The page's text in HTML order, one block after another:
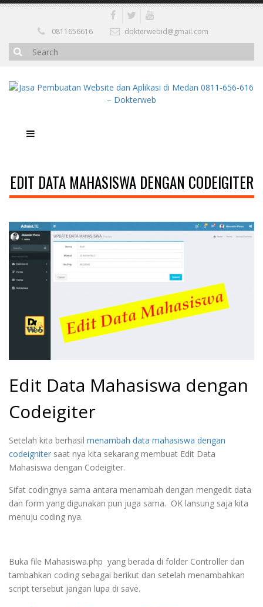
0811656616 dokterwebid@gmail.com
EDIT DATA MAHASISWA DENGAN CODEIGITER
Edit Data Mahasiswa dengan
Codeigiter
Setelah kita berhasil menambah data mahasiswa dengan
codeigniter saat nya kita sekarang membuat Edit Data
Mahasiswa dengan Codeigiter.
Sifat codingnya sama antara menambah dengan mengedit data
dan form yang digunakan pun juga sama. OK lansung saja kita
menuju coding nya.
Buka file Mahasiswa.php yang berada di folder Controller dan
tambahkan coding sebagai berikut dan setelah menambahkan
script tersebut jangan lupa di save.